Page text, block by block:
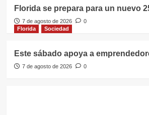
Florida se prepara para un nuevo
7 de agosto de 2026
0
Florida
Sociedad
Este sábado apoya a
7 de agosto de 2026 0